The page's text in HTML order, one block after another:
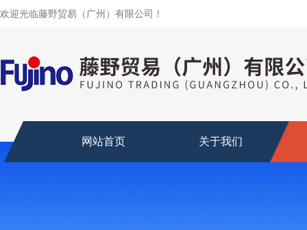
欢迎光临藤野贸易（广州）有限公司！
网站首页 关于我们